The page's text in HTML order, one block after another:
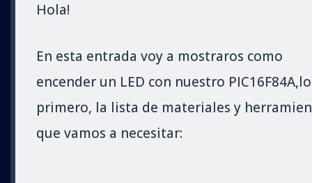
Hola!
En esta entrada voy a mostraros como
encender un LED con nuestro PIC16F84A,lo
primero, la lista de materiales y
que vamos a necesitar: